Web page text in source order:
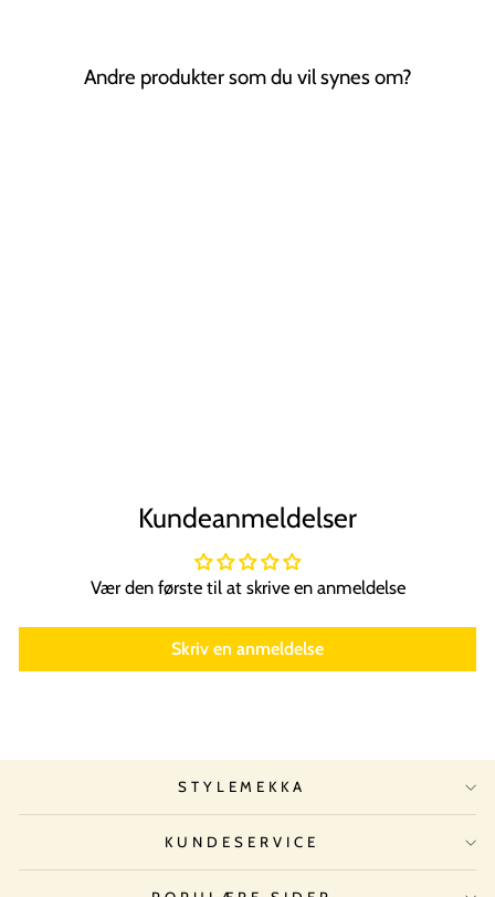
Andre produkter som du vil synes om?
Kundeanmeldelser
Vær den første til at skrive en anmeldelse
Skriv en anmeldelse
STYLEMEKKA
KUNDESERVICE